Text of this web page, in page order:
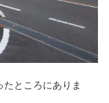
ところにありま